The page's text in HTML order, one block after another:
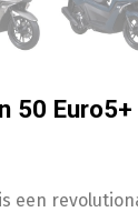
50 Euro5+
is een